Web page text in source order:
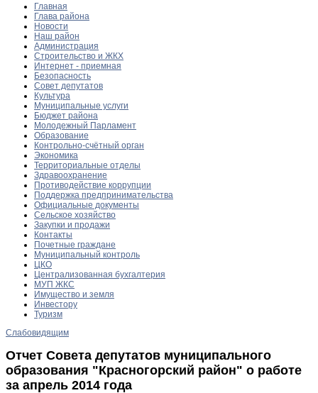
Главная
Глава района
Новости
Наш район
Администрация
Строительство и ЖКХ
Интернет - приемная
Безопасность
Совет депутатов
Культура
Муниципальные услуги
Бюджет района
Молодежный Парламент
Образование
Контрольно-счётный орган
Экономика
Территориальные отделы
Здравоохранение
Противодействие коррупции
Поддержка предпринимательства
Официальные документы
Сельское хозяйство
Закупки и продажи
Контакты
Почетные граждане
Муниципальный контроль
ЦКО
Централизованная бухгалтерия
МУП ЖКС
Имущество и земля
Инвестору
Туризм
Слабовидящим
Отчет Совета депутатов муниципального
образования "Красногорский район" о работе
за апрель 2014 года